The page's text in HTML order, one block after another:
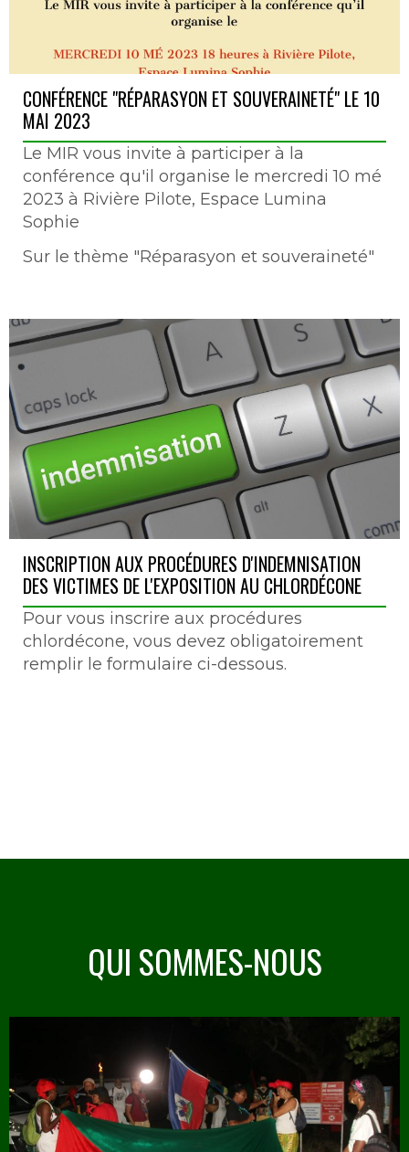
CONFÉRENCE "RÉPARASYON ET SOUVERAINETÉ" LE 10
MAI 2023
Le MIR vous invite à participer à la
conférence qu'il organise le mercredi 10 mé
2023 à Rivière Pilote, Espace Lumina
Sophie
Sur le thème "Réparasyon et souveraineté"
INSCRIPTION AUX PROCÉDURES D'INDEMNISATION
DES VICTIMES DE L'EXPOSITION AU CHLORDÉCONE
Pour vous inscrire aux procédures
chlordécone, vous devez obligatoirement
remplir le formulaire ci-dessous.
QUI SOMMES-NOUS